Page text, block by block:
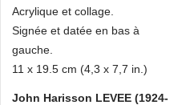
Acrylique et collage.
Signée et datée en bas à
gauche.
11 x 19.5 cm (4,3 x 7,7 in.)
John Harisson LEVEE (1924-